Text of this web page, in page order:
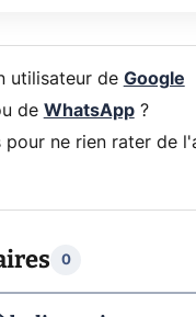
utilisateur de Google
de WhatsApp?
pour ne rien rater de
0